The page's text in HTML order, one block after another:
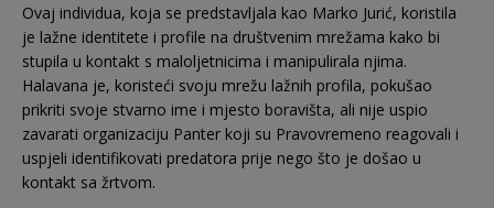
Ovaj individua, koja se predstavljala kao Marko Jurić, koristila
je lažne identitete i profile na društvenim mrežama kako bi
stupila u kontakt s maloljetnicima i manipulirala njima.
Halavana je, koristeći svoju mrežu lažnih profila, pokušao
prikriti svoje stvarno ime i mjesto boravišta, ali nije uspio
zavarati organizaciju Panter koji su Pravovremeno reagovali i
uspjeli identifikovati predatora prije nego što je došao u
kontakt sa žrtvom.